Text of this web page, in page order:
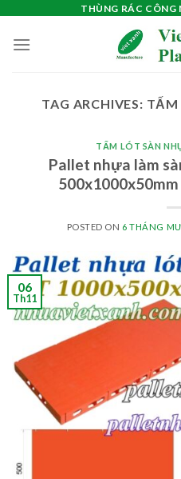
content
THÙNG RÁC CÔNG
TAG ARCHIVES: TẤM
TẤM LÓT SÀN
Pallet nhựa làm
POSTED ON 6 THÁNG
06
Th11